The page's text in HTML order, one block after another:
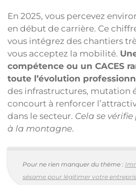
En 2025, vous percevez
en début de carrière. Ce
vous intégrez des chantiers
vous acceptez la mobilité.
compétence ou un CACES
toute l’évolution
des infrastructures, mutation
concourt à renforcer
dans le secteur. Cela se
à la montagne.
Pour ne rien manquer du thème :
sésame pour légitimer votre